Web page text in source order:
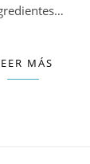
MÁS